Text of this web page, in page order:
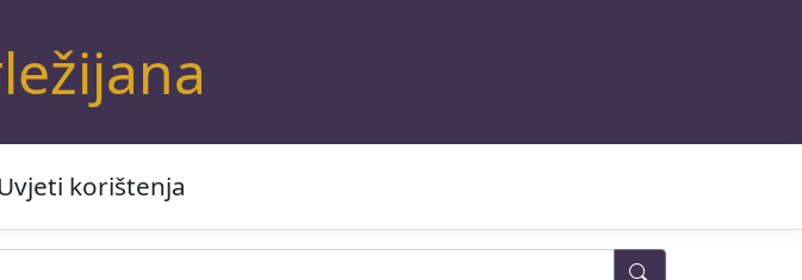
korištenja